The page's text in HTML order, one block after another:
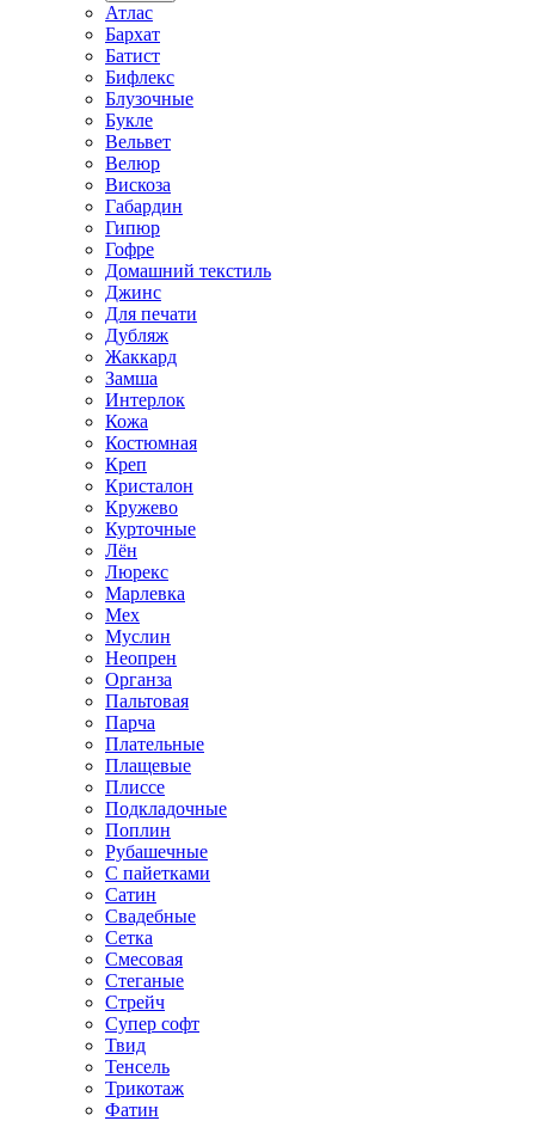
Атлас
Бархат
Батист
Бифлекс
Блузочные
Букле
Вельвет
Велюр
Вискоза
Габардин
Гипюр
Гофре
Домашний текстиль
Джинс
Для печати
Дубляж
Жаккард
Замша
Интерлок
Кожа
Костюмная
Креп
Кристалон
Кружево
Курточные
Лён
Люрекс
Марлевка
Мех
Муслин
Неопрен
Органза
Пальтовая
Парча
Плательные
Плащевые
Плиссе
Подкладочные
Поплин
Рубашечные
С пайетками
Сатин
Свадебные
Сетка
Смесовая
Стеганые
Стрейч
Супер софт
Твид
Тенсель
Трикотаж
Фатин